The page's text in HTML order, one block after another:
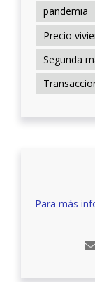
pandemia
Precio
Segunda
Para más